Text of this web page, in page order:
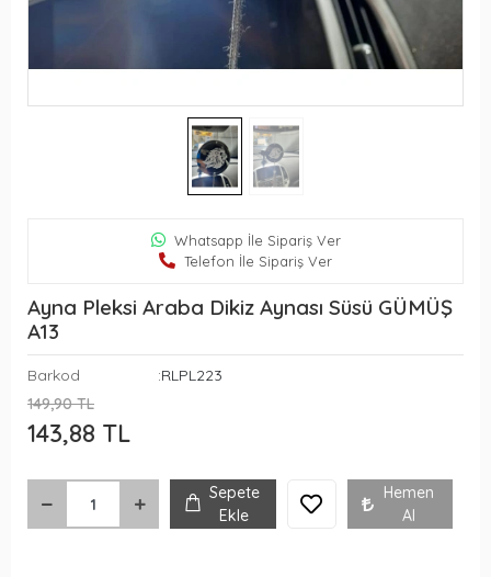
Whatsapp İle Sipariş Ver
Telefon İle Sipariş Ver
Ayna Pleksi Araba Dikiz Aynası Süsü GÜMÜŞ
A13
Barkod
:RLPL223
149,90 TL
143,88 TL
Sepete
Ekle
Hemen
Al